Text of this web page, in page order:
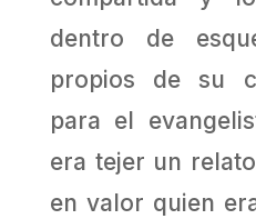
dentro de
propios de su
para el
era tejer un
en valor quien